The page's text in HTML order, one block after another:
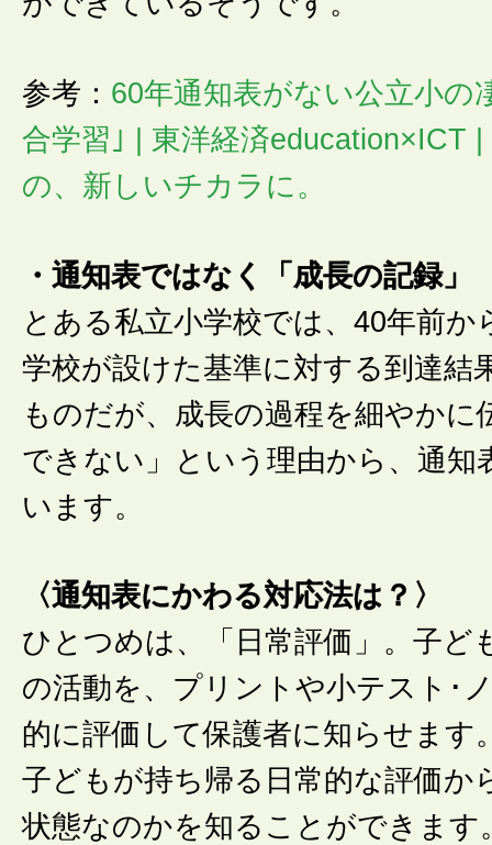
参考： 60年通知表がない公立小の
合学習｣ | 東洋経済education×ICT
の、新しいチカラに。
・通知表ではなく「成長の記録」
とある私立小学校では、40年前か
学校が設けた基準に対する到達結
ものだが、成長の過程を細やかに
できない」という理由から、通知
います。
〈通知表にかわる対応法は？〉
ひとつめは、「日常評価」。子ど
の活動を、プリントや小テスト･
的に評価して保護者に知らせます
子どもが持ち帰る日常的な評価か
状態なのかを知ることができます